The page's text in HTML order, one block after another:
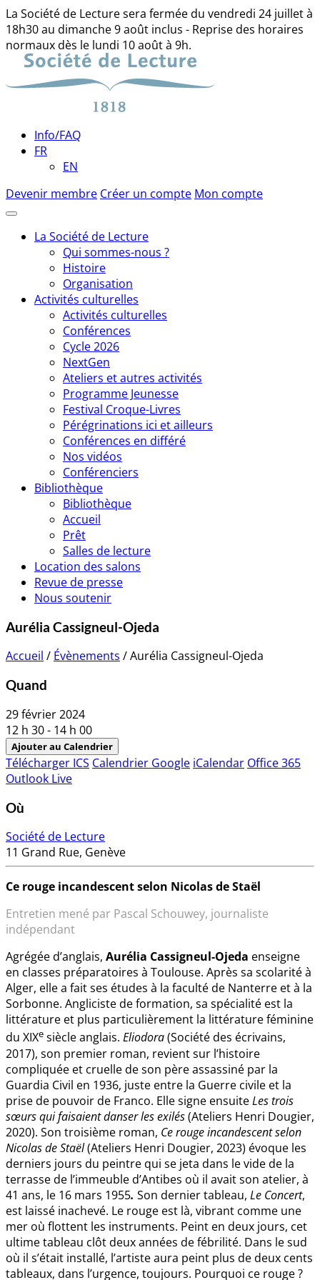
La Société de Lecture sera fermée du vendredi 24 juillet à
18h30 au dimanche 9 août inclus - Reprise des horaires
normaux dès le lundi 10 août à 9h.
Skip
content
Info/FAQ
FR
EN
Devenir membre Créer un compte Mon compte
La Société de Lecture
Qui sommes-nous ?
Histoire
Organisation
Activités culturelles
Activités culturelles
Conférences
Cycle 2026
NextGen
Ateliers et autres activités
Programme Jeunesse
Festival Croque-Livres
Pérégrinations ici et ailleurs
Conférences en différé
Nos vidéos
Conférenciers
Bibliothèque
Bibliothèque
Accueil
Prêt
Salles de lecture
Location des salons
Revue de presse
Nous soutenir
Aurélia Cassigneul-Ojeda
Accueil / Évènements /Aurélia Cassigneul-Ojeda
Quand
29 février 2024
12 h 30 - 14 h 00
Ajouter au Calendrier
Télécharger ICS Calendrier Google iCalendar Office 365
Outlook Live
Où
Société de Lecture
11 Grand Rue, Genève
Ce rouge incandescent selon Nicolas de Staël
Entretien mené par Pascal Schouwey, journaliste
indépendant
Agrégée d’anglais, Aurélia Cassigneul-Ojeda enseigne
en classes préparatoires à Toulouse. Après sa scolarité à
Alger, elle a fait ses études à la faculté de Nanterre et à la
Sorbonne. Angliciste de formation, sa spécialité est la
littérature et plus particulièrement la littérature féminine
du XIXe siècle anglais. Eliodora(Société des écrivains,
2017), son premier roman, revient sur l’histoire
compliquée et cruelle de son père assassiné par la
Guardia Civil en 1936, juste entre la Guerre civile et la
prise de pouvoir de Franco. Elle signe ensuiteLes trois
sœurs qui faisaient danser les exilés(Ateliers Henri Dougier,
2020). Son troisième roman, Ce rouge incandescent selon
Nicolas de Staël(Ateliers Henri Dougier, 2023) évoque les
derniers jours du peintre qui se jeta dans le vide de la
terrasse de l’immeuble d’Antibes où il avait son atelier, à
41 ans, le 16 mars 1955. Son dernier tableau, Le Concert,
est laissé inachevé. Le rouge est là, vibrant comme une
mer où flottent les instruments. Peint en deux jours, cet
ultime tableau clôt deux années de fébrilité. Dans le sud
où il s’était installé, l’artiste aura peint plus de deux cents
tableaux, dans l’urgence, toujours. Pourquoi ce rouge ?